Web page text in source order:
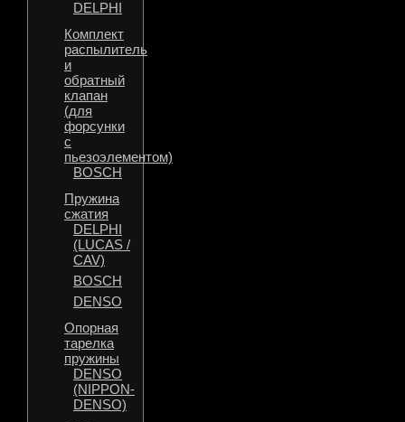
DELPHI
Комплект
распылитель
и
обратный
клапан
(для
форсунки
с
пьезоэлементом)
BOSCH
Пружина
сжатия
DELPHI
(LUCAS /
CAV)
BOSCH
DENSO
Опорная
тарелка
пружины
DENSO
(NIPPON-
DENSO)